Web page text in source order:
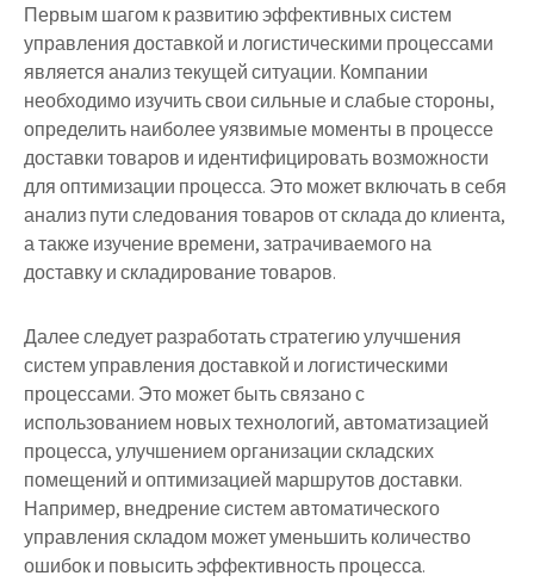
Первым шагом к развитию эффективных систем
управления доставкой и логистическими процессами
является анализ текущей ситуации. Компании
необходимо изучить свои сильные и слабые стороны,
определить наиболее уязвимые моменты в процессе
доставки товаров и идентифицировать возможности
для оптимизации процесса. Это может включать в себя
анализ пути следования товаров от склада до клиента,
а также изучение времени, затрачиваемого на
доставку и складирование товаров.
Далее следует разработать стратегию улучшения
систем управления доставкой и логистическими
процессами. Это может быть связано с
использованием новых технологий, автоматизацией
процесса, улучшением организации складских
помещений и оптимизацией маршрутов доставки.
Например, внедрение систем автоматического
управления складом может уменьшить количество
ошибок и повысить эффективность процесса.